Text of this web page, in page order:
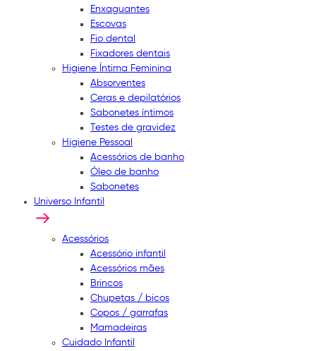
Enxaguantes
Escovas
Fio dental
Fixadores dentais
Higiene Íntima Feminina
Absorventes
Ceras e depilatórios
Sabonetes íntimos
Testes de gravidez
Higiene Pessoal
Acessórios de banho
Óleo de banho
Sabonetes
Universo Infantil
Acessórios
Acessório infantil
Acessórios mães
Brincos
Chupetas / bicos
Copos / garrafas
Mamadeiras
Cuidado Infantil